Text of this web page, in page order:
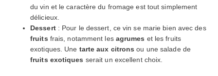
du vin et le caractère du fromage est tout simplement
délicieux.
Dessert: Pour le dessert, ce vin se marie bien avec des
fruits frais, notamment les agrumes et les fruits
exotiques. Une tarte aux citrons ou une salade de
fruits exotiques serait un excellent choix.